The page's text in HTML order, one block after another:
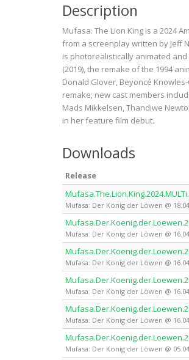
Description
Mufasa: The Lion King is a 2024
from a screenplay written by Jeff
is photorealistically animated
(2019), the remake of the 1994
Donald Glover, Beyoncé
remake; new cast members
Mads Mikkelsen, Thandiwe
in her feature film debut.
Downloads
Release
Mufasa: Der König der Löwen @
Mufasa: Der König der Löwen @
Mufasa: Der König der Löwen @
Mufasa: Der König der Löwen @
Mufasa: Der König der Löwen @
Mufasa: Der König der Löwen @